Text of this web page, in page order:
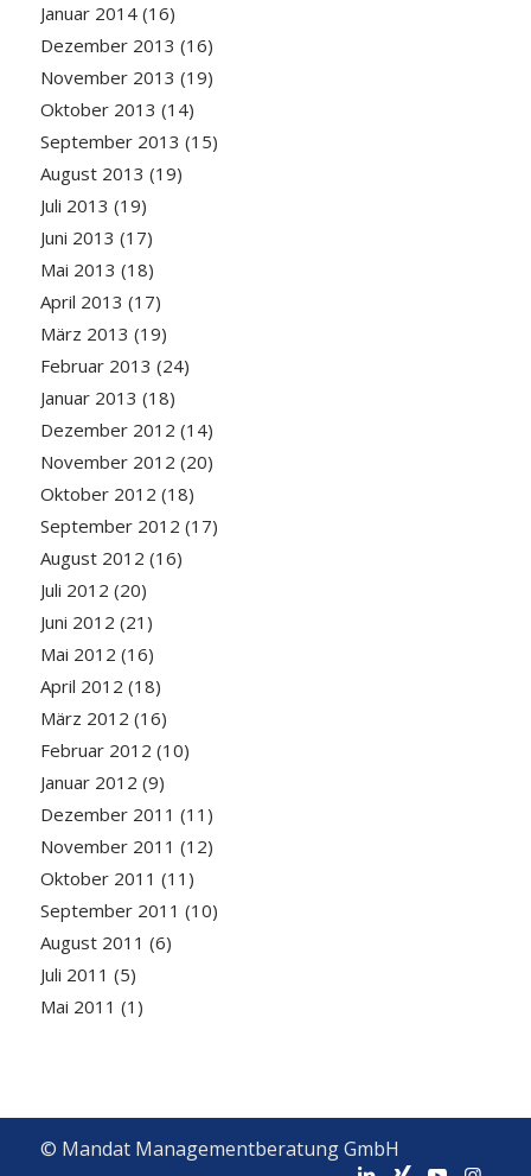
Januar 2014(16)
Dezember 2013 (16)
November 2013 (19)
Oktober 2013 (14)
September 2013 (15)
August 2013 (19)
Juli 2013 (19)
Juni 2013 (17)
Mai 2013 (18)
April 2013 (17)
März 2013 (19)
Februar 2013 (24)
Januar 2013 (18)
Dezember 2012 (14)
November 2012 (20)
Oktober 2012 (18)
September 2012 (17)
August 2012 (16)
Juli 2012 (20)
Juni 2012 (21)
Mai 2012 (16)
April 2012 (18)
März 2012 (16)
Februar 2012 (10)
Januar 2012 (9)
Dezember 2011 (11)
November 2011 (12)
Oktober 2011 (11)
September 2011 (10)
August 2011 (6)
Juli 2011 (5)
Mai 2011 (1)
© Mandat Managementberatung GmbH